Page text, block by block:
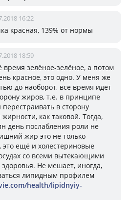
16:22
красная, 139% от нормы
18:59
время зелёное-зелёное, а потом
красное, это одно. У меня же
до наоборот, всё время идёт
жиров, т.е. в принципе
в сторону
как таковой. Тогда,
день послабления роли не
жир это не только
это ещё и холестериновые
со всеми вытекающими
Не мешает, иногда,
липидным профилем
health/lipidnyiy-